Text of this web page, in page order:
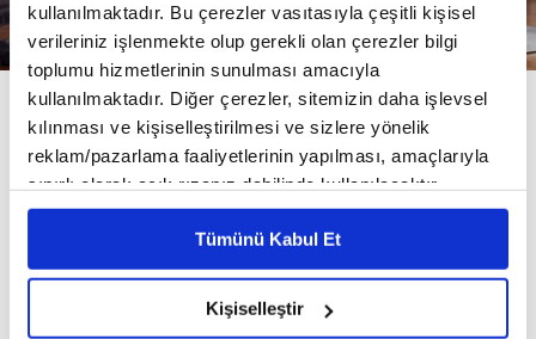
kullanılmaktadır. Bu çerezler vasıtasıyla çeşitli kişisel
verileriniz işlenmekte olup gerekli olan çerezler bilgi
toplumu hizmetlerinin sunulması amacıyla
kullanılmaktadır. Diğer çerezler, sitemizin daha işlevsel
kılınması ve kişiselleştirilmesi ve sizlere yönelik
reklam/pazarlama faaliyetlerinin yapılması, amaçlarıyla
sınırlı olarak açık rızanız dahilinde kullanılacaktır.
Çerezlere ilişkin tercihlerinizi çerez paneli vasıtasıyla
belirleyebilirsiniz. Çerezlere ilişkin detaylı bilgi için
Ayarlar butonuna tıklayabilir,Çerez Bilgilendirme
Metnimizi ziyaret edebilirsiniz.
Tümünü Kabul Et
Kişiselleştir
Haftada 2 gün spor yeterli mi?